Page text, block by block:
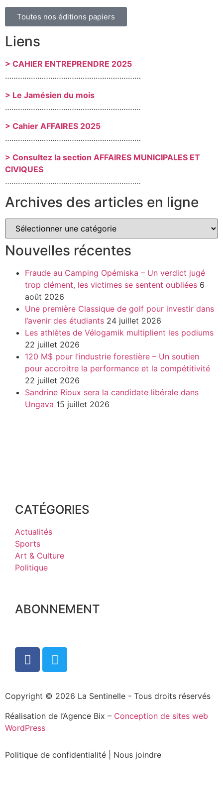
Toutes nos éditions papiers
Liens
> CAHIER ENTREPRENDRE 2025
………………………………………………………
> Le Jamésien du mois
………………………………………………………
> Cahier AFFAIRES 2025
………………………………………………………
> Consultez la section AFFAIRES MUNICIPALES ET
CIVIQUES
………………………………………………………
Archives des articles en ligne
Nouvelles récentes
Fraude au Camping Opémiska – Un verdict jugé
trop clément, les victimes se sentent oubliées 6
août 2026
Une première Classique de golf pour investir dans
l’avenir des étudiants 24 juillet 2026
Les athlètes de Vélogamik multiplient les podiums
22 juillet 2026
120 M$ pour l’industrie forestière – Un soutien
pour accroitre la performance et la compétitivité
22 juillet 2026
Sandrine Rioux sera la candidate libérale dans
Ungava 15 juillet 2026
CATÉGORIES
Actualités
Sports
Art & Culture
Politique
ABONNEMENT
Copyright © 2026 La Sentinelle - Tous droits réservés
Réalisation de l’Agence Bix – Conception de sites web
WordPress
Politique de confidentialité Nous joindre